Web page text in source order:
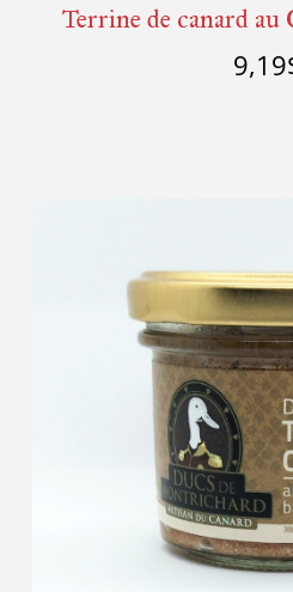
Terrine de canard au
9,19